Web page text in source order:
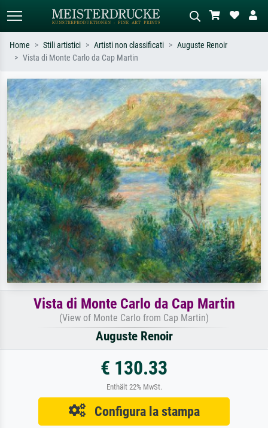
Cerca per artista, titolo o stile – es.
Monet, Notte stellata,
Impressionismo, onda di Hokusai,
nudo.
Descrivi la scena – es. prato verde,
astratto con molto rosso, dipinto a
olio scuro, nudo in piedi vicino a un
albero.
Home Stili artistici Artisti non classificati
Auguste Renoir
Vista di Monte Carlo da Cap Martin
Vista di Monte Carlo da Cap Martin
(View of Monte Carlo from Cap Martin)
Auguste Renoir
€ 130.33
Enthält 22% MwSt.
Configura la stampa